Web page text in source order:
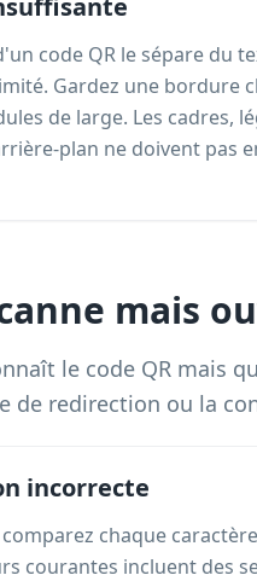
code QR le sépare du
Gardez une bordure
de large. Les cadres,
plan ne doivent pas
mais
le code QR mais
de redirection ou la
incorrecte
chaque
courantes incluent des